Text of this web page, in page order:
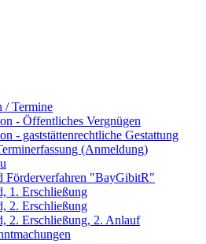
/ Termine
- Öffentliches Vergnügen
- gaststättenrechtliche Gestattung
(Anmeldung)
Förderverfahren "BayGibitR"
1. Erschließung
2. Erschließung
2. Erschließung, 2. Anlauf